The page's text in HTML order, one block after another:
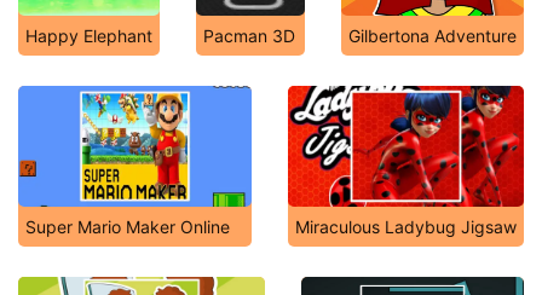
Happy Elephant Pacman 3D Gilbertona Adventure
Super Mario Maker Online Miraculous Ladybug Jigsaw